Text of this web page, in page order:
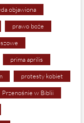
objawiona
prawo boże
prima aprilis
protesty kobiet
Przenośnie w Biblii